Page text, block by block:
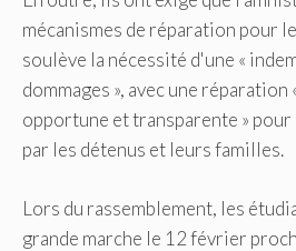
mécanismes de réparation pour
soulève la nécessité d'une «
dommages », avec une
opportune et transparente »
par les détenus et leurs familles.
Lors du rassemblement, les
grande marche le 12 février